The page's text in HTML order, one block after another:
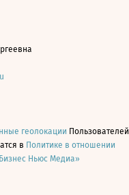
геолокации Пользователей
в Политике в отношении
Ньюс Медиа»